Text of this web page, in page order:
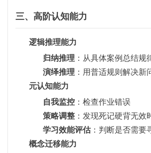
三、高阶认知能力
逻辑推理能力
归纳推理 ：从具体案例总结规
演绎推理 ：用普适规则解决新
元认知能力
自我监控：检查作业错误
策略调整：发现死记硬背无效
学习效能评估：判断是否需要
概念迁移能力